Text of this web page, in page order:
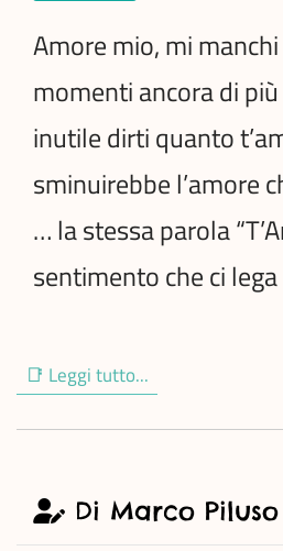
Amore mio, mi
momenti ancora di
inutile dirti quanto
sminuirebbe l’amore
… la stessa parola
sentimento che ci
📑 Leggi tutto...
Di Marco Piluso